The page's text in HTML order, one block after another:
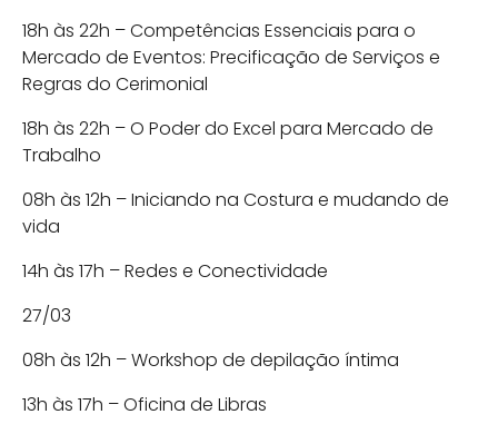
18h às 22h – Competências Essenciais para o
Mercado de Eventos: Precificação de Serviços e
Regras do Cerimonial
18h às 22h – O Poder do Excel para Mercado de
Trabalho
08h às 12h – Iniciando na Costura e mudando de
vida
14h às 17h – Redes e Conectividade
27/03
08h às 12h – Workshop de depilação íntima
13h às 17h – Oficina de Libras